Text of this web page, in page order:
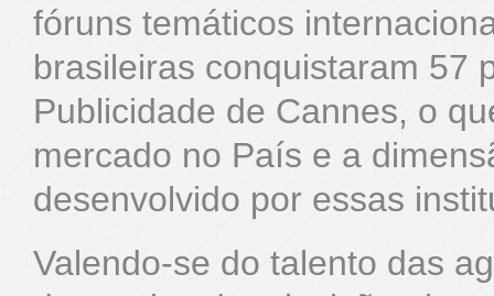
fóruns temáticos
brasileiras conquistaram 57
Publicidade de Cannes, o
mercado no País e a
desenvolvido por essas
Valendo-se do talento das